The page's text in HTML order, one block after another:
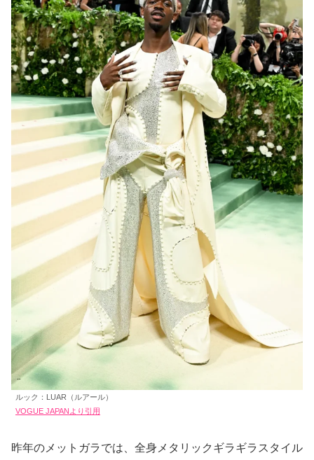
ルック：LUAR（ルアール）
VOGUE JAPANより引用
昨年のメットガラでは、全身メタリックギラギラスタイル